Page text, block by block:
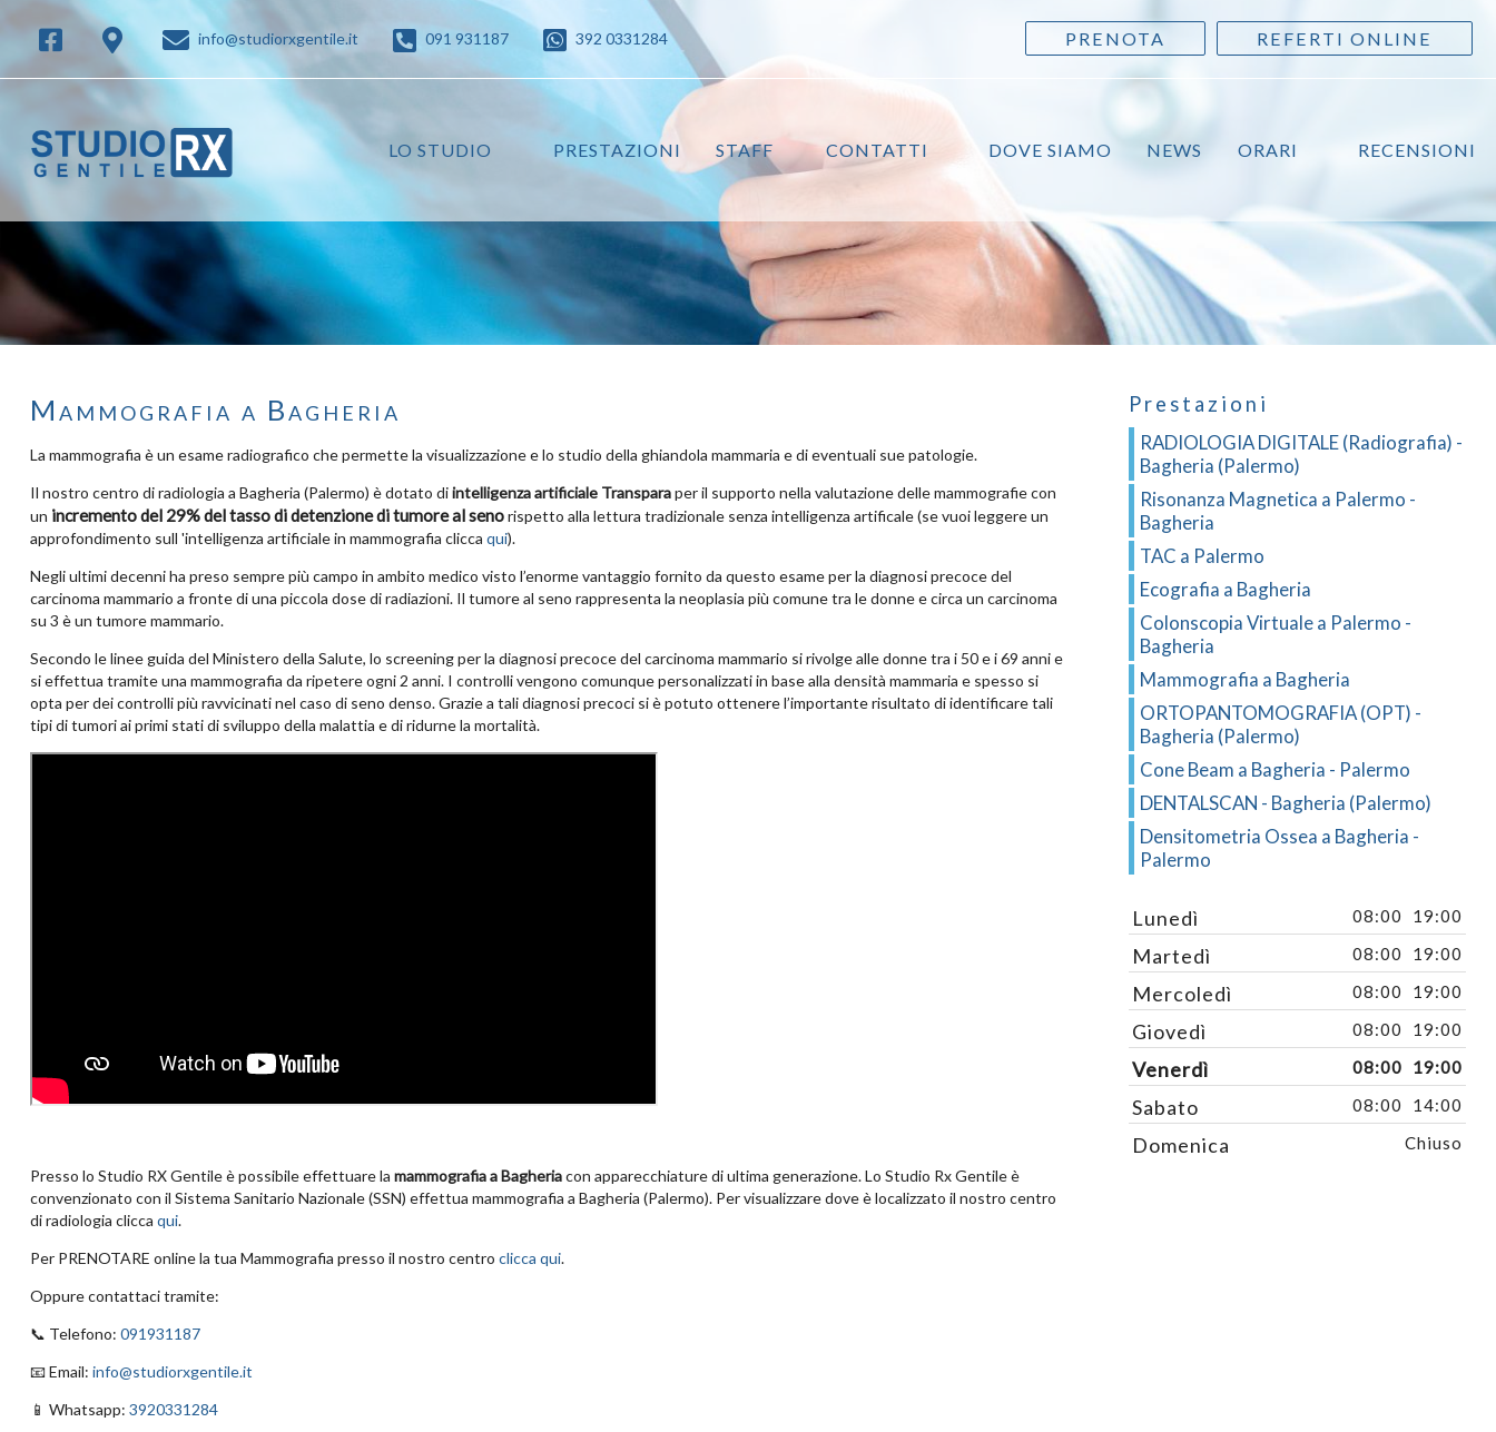
info@studiorxgentile.it 091 931187 392 0331284 REFERTI ONLINE
PRENOTA
LO STUDIO PRESTAZIONI STAFF CONTATTI DOVE SIAMO NEWS ORARI RECENSIONI
Mammografia a Bagheria
La mammografia è un esame radiografico che permette la visualizzazione e lo studio della ghiandola mammaria e di eventuali sue patologie.
Il nostro centro di radiologia a Bagheria (Palermo) è dotato diintelligenza artificiale Transparaper il supporto nella valutazione delle mammografie con
un incrementodel 29% del tasso di detenzione di tumore al senorispetto alla lettura tradizionale senza intelligenza artificale (se vuoi leggere un
approfondimento sull 'intelligenza artificiale in mammografia clicca qui).
Negli ultimi decenni ha preso sempre più campo in ambito medico visto l’enorme vantaggio fornito da questo esame per la diagnosi precoce del
carcinoma mammario a fronte di una piccola dose di radiazioni. Il tumore al seno rappresenta la neoplasia più comune tra le donne e circa un carcinoma
su 3 è un tumore mammario.
Secondo le linee guida del Ministero della Salute, lo screening per la diagnosi precoce del carcinoma mammario si rivolge alle donne tra i 50 e i 69 anni e
si effettua tramite una mammografia da ripetere ogni 2 anni. I controlli vengono comunque personalizzati in base alla densità mammaria e spesso si
opta per dei controlli più ravvicinati nel caso di seno denso. Grazie a tali diagnosi precoci si è potuto ottenere l’importante risultato di identificare tali
tipi di tumori ai primi stati di sviluppo della malattia e di ridurne la mortalità.
Presso lo Studio RX Gentile è possibile effettuare la mammografia a Bagheriacon apparecchiature di ultima generazione. Lo Studio Rx Gentile è
convenzionato con il Sistema Sanitario Nazionale (SSN) effettua mammografia a Bagheria (Palermo). Per visualizzare dove è localizzato il nostro centro
di radiologia clicca qui.
Per PRENOTARE online la tua Mammografia presso il nostro centro clicca qui.
Oppure contattaci tramite:
📞 Telefono: 091931187
📧 Email: info@studiorxgentile.it
📱 Whatsapp: 3920331284
Prestazioni
RADIOLOGIA DIGITALE (Radiografia) -
Bagheria (Palermo)
Risonanza Magnetica a Palermo -
Bagheria
TAC a Palermo
Ecografia a Bagheria
Colonscopia Virtuale a Palermo -
Bagheria
Mammografia a Bagheria
ORTOPANTOMOGRAFIA (OPT) -
Bagheria (Palermo)
Cone Beam a Bagheria - Palermo
DENTALSCAN - Bagheria (Palermo)
Densitometria Ossea a Bagheria -
Palermo
Lunedì 08:00 19:00
Martedì 08:00 19:00
Mercoledì 08:00 19:00
Giovedì 08:00 19:00
Venerdì 08:00 19:00
Sabato 08:00 14:00
Domenica Chiuso